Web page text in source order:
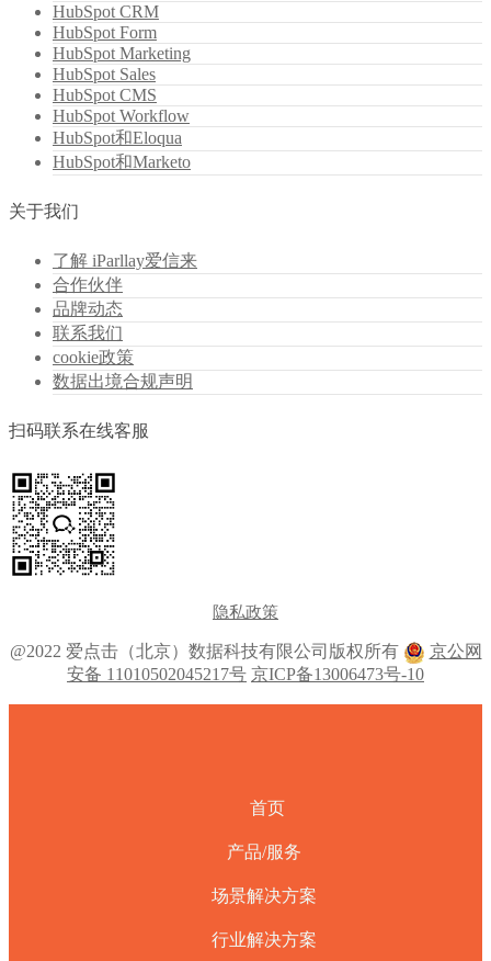
HubSpot CRM
HubSpot Form
HubSpot Marketing
HubSpot Sales
HubSpot CMS
HubSpot Workflow
HubSpot和Eloqua
HubSpot和Marketo
关于我们
了解 iParllay爱信来
合作伙伴
品牌动态
联系我们
cookie政策
数据出境合规声明
扫码联系在线客服
隐私政策
@2022 爱点击（北京）数据科技有限公司版权所有
京公网
安备 11010502045217号 京ICP备13006473号-10
首页
产品/服务
场景解决方案
行业解决方案